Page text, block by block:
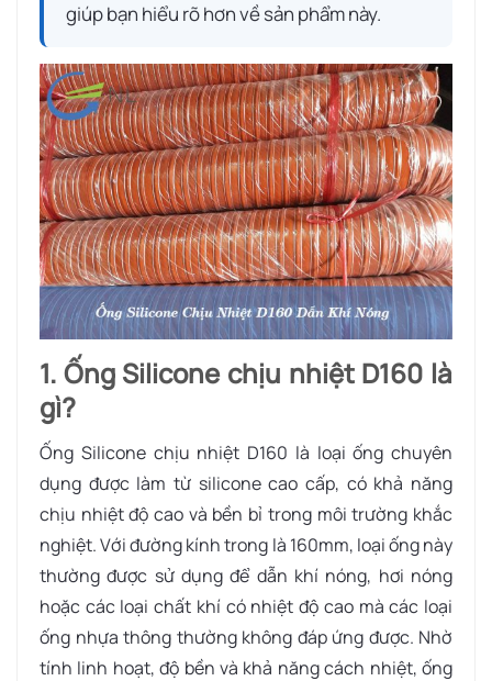
giúp bạn hiểu rõ hơn về sản phẩm này.
1. Ống Silicone chịu nhiệt D160 là
gì?
Ống Silicone chịu nhiệt D160 là loại ống chuyên
dụng được làm từ silicone cao cấp, có khả năng
chịu nhiệt độ cao và bền bỉ trong môi trường khắc
nghiệt. Với đường kính trong là 160mm, loại ống này
thường được sử dụng để dẫn khí nóng, hơi nóng
hoặc các loại chất khí có nhiệt độ cao mà các loại
ống nhựa thông thường không đáp ứng được. Nhờ
tính linh hoạt, độ bền và khả năng cách nhiệt, ống